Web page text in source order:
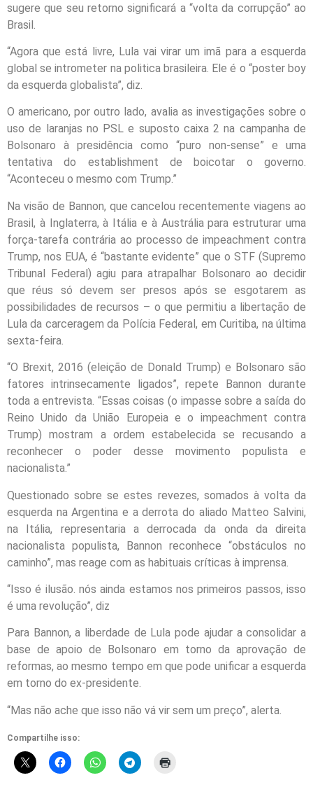
sugere que seu retorno significará a “volta da corrupção” ao
Brasil.
“Agora que está livre, Lula vai virar um imã para a esquerda
global se intrometer na politica brasileira. Ele é o “poster boy
da esquerda globalista”, diz.
O americano, por outro lado, avalia as investigações sobre o
uso de laranjas no PSL e suposto caixa 2 na campanha de
Bolsonaro à presidência como “puro non-sense” e uma
tentativa do establishment de boicotar o governo.
“Aconteceu o mesmo com Trump.”
Na visão de Bannon, que cancelou recentemente viagens ao
Brasil, à Inglaterra, à Itália e à Austrália para estruturar uma
força-tarefa contrária ao processo de impeachment contra
Trump, nos EUA, é “bastante evidente” que o STF (Supremo
Tribunal Federal) agiu para atrapalhar Bolsonaro ao decidir
que réus só devem ser presos após se esgotarem as
possibilidades de recursos – o que permitiu a libertação de
Lula da carceragem da Polícia Federal, em Curitiba, na última
sexta-feira.
“O Brexit, 2016 (eleição de Donald Trump) e Bolsonaro são
fatores intrinsecamente ligados”, repete Bannon durante
toda a entrevista. “Essas coisas (o impasse sobre a saída do
Reino Unido da União Europeia e o impeachment contra
Trump) mostram a ordem estabelecida se recusando a
reconhecer o poder desse movimento populista e
nacionalista.”
Questionado sobre se estes revezes, somados à volta da
esquerda na Argentina e a derrota do aliado Matteo Salvini,
na Itália, representaria a derrocada da onda da direita
nacionalista populista, Bannon reconhece “obstáculos no
caminho”, mas reage com as habituais críticas à imprensa.
“Isso é ilusão. nós ainda estamos nos primeiros passos, isso
é uma revolução”, diz
Para Bannon, a liberdade de Lula pode ajudar a consolidar a
base de apoio de Bolsonaro em torno da aprovação de
reformas, ao mesmo tempo em que pode unificar a esquerda
em torno do ex-presidente.
“Mas não ache que isso não vá vir sem um preço”, alerta.
Compartilhe isso: